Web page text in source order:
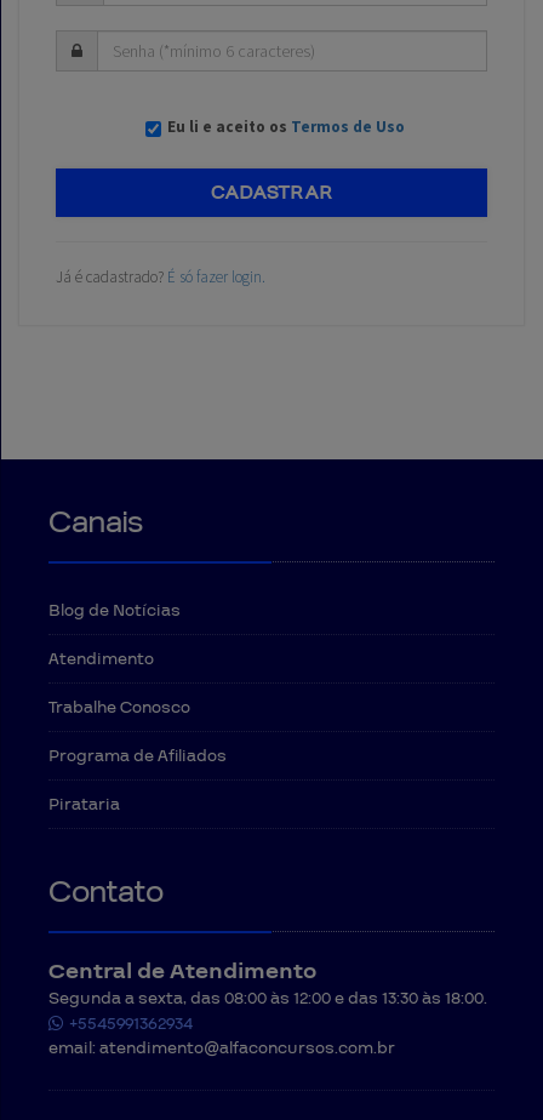
Eu li e aceito os Termos de Uso
CADASTRAR
Já é cadastrado? É só fazer login.
Canais
Blog de Notícias
Atendimento
Trabalhe Conosco
Programa de Afiliados
Pirataria
Contato
Central de Atendimento
Segunda a sexta, das 08:00 às 12:00 e das 13:30 às 18:00.
+5545991362934
email: atendimento@alfaconcursos.com.br